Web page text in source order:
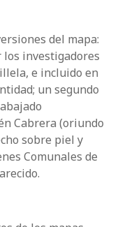
del mapa:
investigadores
e incluido en
un segundo
Cabrera (oriundo
sobre piel y
Comunales de